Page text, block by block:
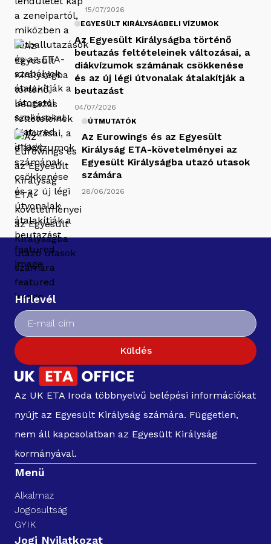
15/07/2026
EGYESÜLT KIRÁLYSÁGBELI VÍZUMOK
Az Egyesült Királyságba történő
beutazás feltételeinek változásai, a
diákvízumok számának csökkenése
és az új légi útvonalak átalakítják a
beutazást
04/07/2026
ÚTMUTATÓK
Az Eurowings és az Egyesült
Királyság ETA-követelményei az
Egyesült Királyságba utazó utasok
számára
28/06/2026
Hírlevél
Küldés
Az UK ETA Iroda többnyelvű belépési információkat
nyújt az Egyesült Királyság számára. Független,
nem áll kapcsolatban az Egyesült Királyság
kormányával.
Menü
Alkalmaz
Jogosultság
GYIK
Jogi Nyilatkozat